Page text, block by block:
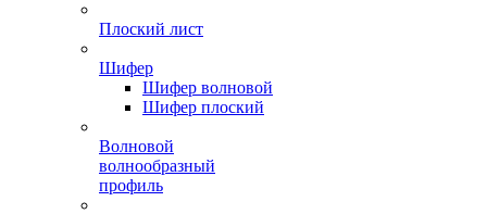
Плоский лист
Шифер
Шифер волновой
Шифер плоский
Волновой
волнообразный
профиль